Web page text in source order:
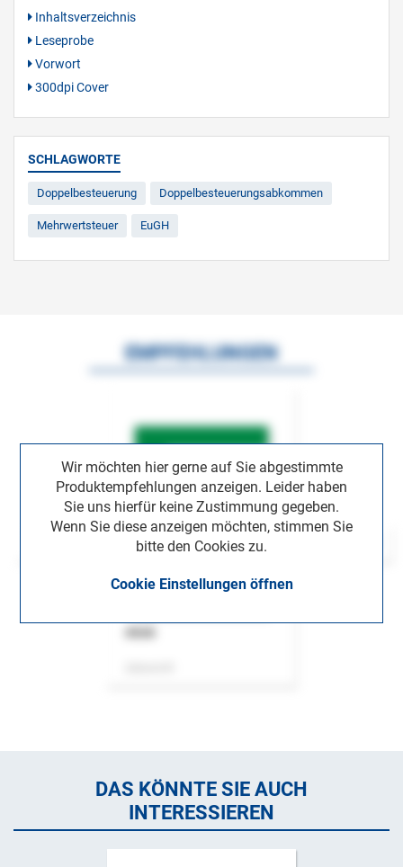
Inhaltsverzeichnis
Leseprobe
Vorwort
300dpi Cover
SCHLAGWORTE
Doppelbesteuerung Doppelbesteuerungsabkommen
Mehrwertsteuer EuGH
Wir möchten hier gerne auf Sie abgestimmte
Produktempfehlungen anzeigen. Leider haben
Sie uns hierfür keine Zustimmung gegeben.
Wenn Sie diese anzeigen möchten, stimmen Sie
bitte den Cookies zu.
Cookie Einstellungen öffnen
EMPFEHLUNGEN
DAS KÖNNTE SIE AUCH
INTERESSIEREN